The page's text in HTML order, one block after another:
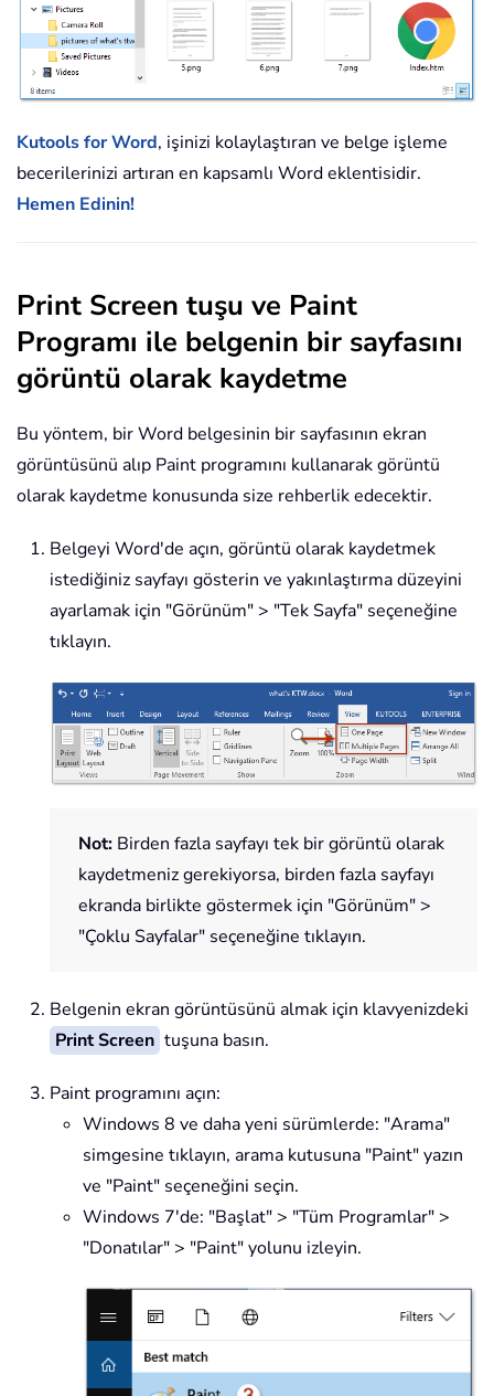
Kutools for Word, işinizi kolaylaştıran ve belge işleme
becerilerinizi artıran en kapsamlı Word eklentisidir.
Hemen Edinin!
Print Screen tuşu ve Paint
Programı ile belgenin bir sayfasını
görüntü olarak kaydetme
Bu yöntem, bir Word belgesinin bir sayfasının ekran
görüntüsünü alıp Paint programını kullanarak görüntü
olarak kaydetme konusunda size rehberlik edecektir.
Belgeyi Word'de açın, görüntü olarak kaydetmek
istediğiniz sayfayı gösterin ve yakınlaştırma düzeyini
ayarlamak için "Görünüm" > "Tek Sayfa" seçeneğine
tıklayın.
Not: Birden fazla sayfayı tek bir görüntü olarak
kaydetmeniz gerekiyorsa, birden fazla sayfayı
ekranda birlikte göstermek için "Görünüm" >
"Çoklu Sayfalar" seçeneğine tıklayın.
Belgenin ekran görüntüsünü almak için klavyenizdeki
Print Screen tuşuna basın.
Paint programını açın:
Windows 8 ve daha yeni sürümlerde: "Arama"
simgesine tıklayın, arama kutusuna "Paint" yazın
ve "Paint" seçeneğini seçin.
Windows 7'de: "Başlat" > "Tüm Programlar" >
"Donatılar" > "Paint" yolunu izleyin.